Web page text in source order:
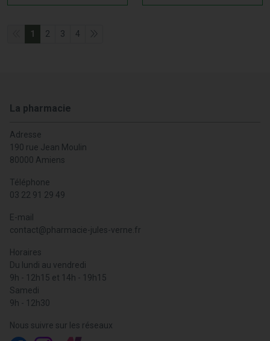
1 2 3 4
La pharmacie
Adresse
190 rue Jean Moulin
80000 Amiens
Téléphone
03 22 91 29 49
E-mail
contact@pharmacie-jules-verne.fr
Horaires
Du lundi au vendredi
9h - 12h15 et 14h - 19h15
Samedi
9h - 12h30
Nous suivre sur les réseaux